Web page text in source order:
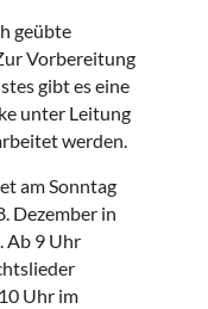
geübte
Vorbereitung
gibt es eine
unter Leitung
werden.
am Sonntag
Dezember in
Ab 9 Uhr
Uhr im